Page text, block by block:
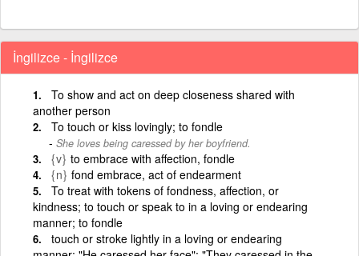
İngilizce - İngilizce
To show and act on deep closeness shared with
another person
To touch or kiss lovingly; to fondle
She loves being caressed by her boyfriend.
{v} to embrace with affection, fondle
{n} fond embrace, act of endearment
To treat with tokens of fondness, affection, or
kindness; to touch or speak to in a loving or endearing
manner; to fondle
touch or stroke lightly in a loving or endearing